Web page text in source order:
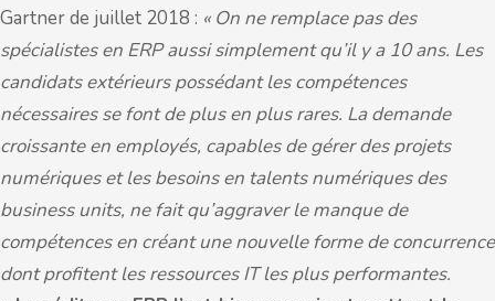
Gartner de juillet 2018 : « On ne remplace pas des
spécialistes en ERP aussi simplement qu’il y a 10 ans. Les
candidats extérieurs possédant les compétences
nécessaires se font de plus en plus rares. La demande
croissante en employés, capables de gérer des projets
numériques et les besoins en talents numériques des
business units, ne fait qu’aggraver le manque de
compétences en créant une nouvelle forme de concurrence
dont profitent les ressources IT les plus performantes.